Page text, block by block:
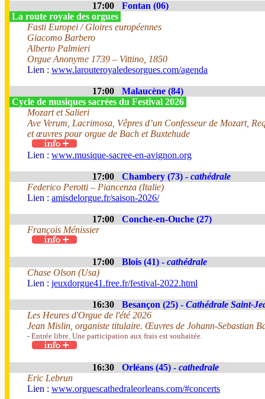
17:00
Fontan (06)
La route royale des orgues
Fasti Europei / Gloires européennes
Giacomo Barbero
Alberto Palmieri
Orgue Anonyme 1739 – Vittino, 1850
Lien : www.larouteroyaledesorgues.com/agenda
17:00
Malaucène (84)
Cycle de musiques sacrées du Festival 2026
Mozart et Salieri
Ave Verum, Lacrimosa, Vêpres d’un Confesseur de Mozart,
et œuvres pour orgue de Bach et Buxtehude
Lien : www.musique-sacree-en-avignon.org
17:00 Chambery (73) - cathédrale
Federico Perotti – Piancenza (Italie)
Lien : amisdelorgue.fr/saison-2026/
17:00
Conche-en-Ouche (27)
François Ménissier
17:00 Blois (41) - cathédrale
Chase Olson (Usa)
Lien : jeuxdorgue41.free.fr/festival-2022.html
16:30 Besançon (25) - Cathédrale Saint-
Les Heures d'Orgue de l'été 2026
Jean Mislin, organiste titulaire. Œuvres de Johann-Sebastian
- Entrée libre. Une participation aux frais est souhaitée.
16:30 Orléans (45) - cathedrale
Eric Lebrun
Lien : www.orguescathedraleorleans.com/#concerts